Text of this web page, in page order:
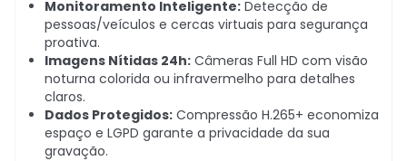
Monitoramento Inteligente: Detecção de
pessoas/veículos e cercas virtuais para segurança
proativa.
Imagens Nítidas 24h: Câmeras Full HD com visão
noturna colorida ou infravermelho para detalhes
claros.
Dados Protegidos: Compressão H.265+ economiza
espaço e LGPD garante a privacidade da sua
gravação.